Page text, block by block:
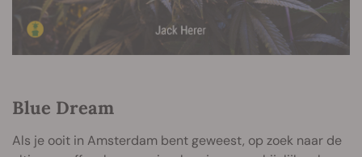
Blue Dream
Als je ooit in Amsterdam bent geweest, op zoek naar de